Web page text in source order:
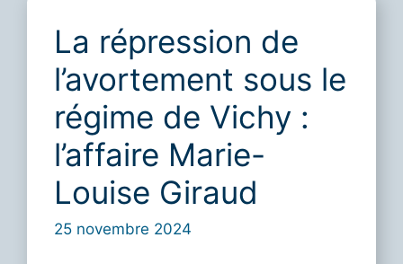
La répression de
l’avortement sous le
régime de Vichy :
l’affaire Marie-
Louise Giraud
25 novembre 2024